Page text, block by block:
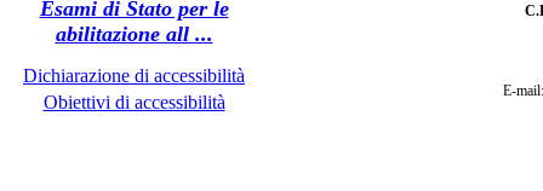
Dichiarazione di accessibilità
Obiettivi di accessibilità
C
E-